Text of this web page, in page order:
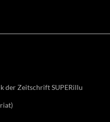
der Zeitschrift SUPERillu